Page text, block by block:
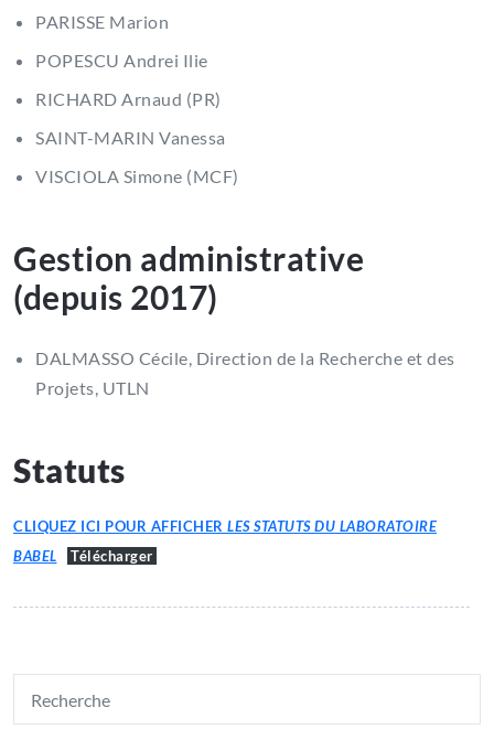
PARISSE Marion
POPESCU Andrei Ilie
RICHARD Arnaud (PR)
SAINT-MARIN Vanessa
VISCIOLA Simone (MCF)
Gestion administrative
(depuis 2017)
DALMASSO Cécile, Direction de la Recherche et des
Projets, UTLN
Statuts
CLIQUEZ ICI POUR AFFICHER LES STATUTS DU LABORATOIRE
BABEL
Télécharger